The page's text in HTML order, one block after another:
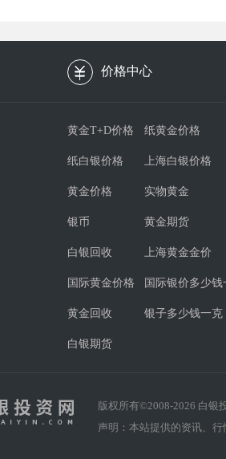
价格中心
黄金T+D价格 纸黄金价格
纸白银价格 上海白银价格
黄金价格 实物黄金
银币 黄金期货
白银回收 上海黄金金价
国际黄金价格 国际银价多少钱
黄金回收 银子多少钱一克
白银期货
版权所有©2008-2026 白银
声明：本站提供的资讯、